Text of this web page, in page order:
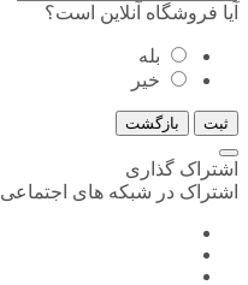
آیا فروشگاه آنلاین است؟
بله
خیر
ثبت بازگشت
اشتراک گذاری
اشتراک در شبکه های اجتماعی